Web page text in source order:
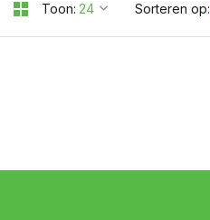
Toon: Sorteren op: